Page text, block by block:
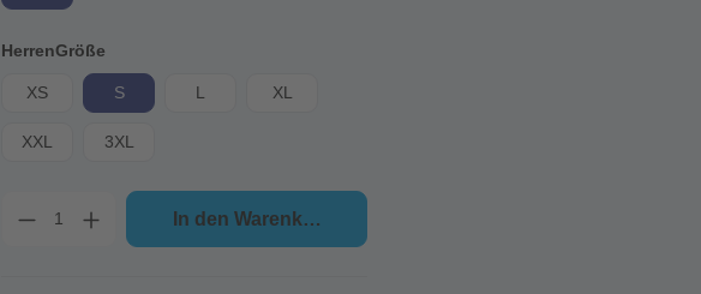
HerrenGröße
XS S L XL
XXL 3XL
In den Warenkorb